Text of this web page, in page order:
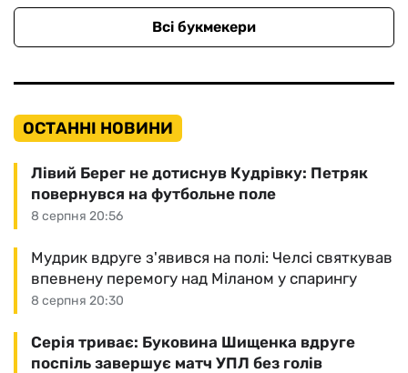
Всі букмекери
ОСТАННІ НОВИНИ
8 серпня 20:56
Лівий Берег не дотиснув Кудрівку: Петряк
повернувся на футбольне поле
8 серпня 20:30
Мудрик вдруге з'явився на полі: Челсі святкував
впевнену перемогу над Міланом у спарингу
Серія триває: Буковина Шищенка вдруге
поспіль завершує матч УПЛ без голів